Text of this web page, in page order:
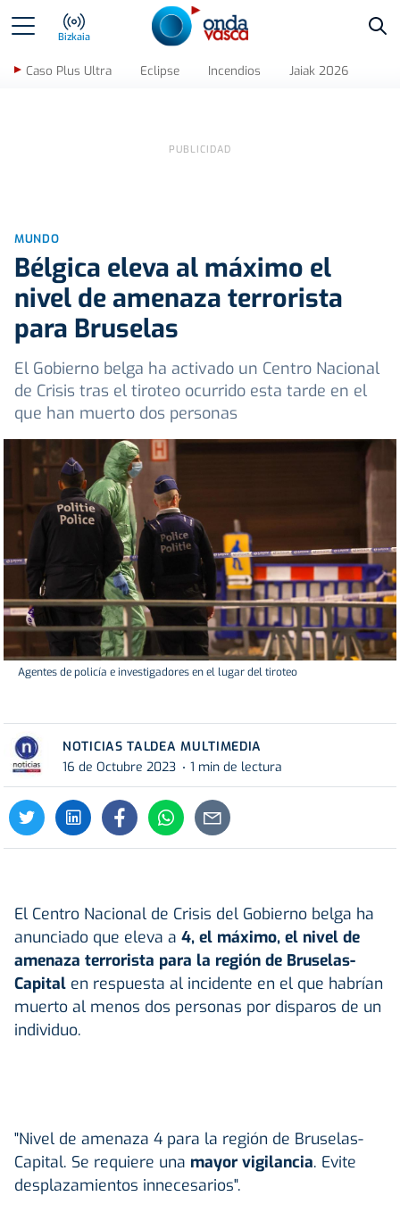
Bizkaia
Caso Plus Ultra Eclipse Incendios Jaiak 2026
MUNDO
Bélgica eleva al máximo el
nivel de amenaza terrorista
para Bruselas
El Gobierno belga ha activado un Centro Nacional
de Crisis tras el tiroteo ocurrido esta tarde en el
que han muerto dos personas
Agentes de policía e investigadores en el lugar del tiroteo
NOTICIAS TALDEA MULTIMEDIA
16 de Octubre 2023
1 min de lectura
El Centro Nacional de Crisis del Gobierno belga ha
anunciado que eleva a 4, el máximo, el nivel de
amenaza terrorista para la región de Bruselas-
Capital en respuesta al incidente en el que habrían
muerto al menos dos personas por disparos de un
individuo.
"Nivel de amenaza 4 para la región de Bruselas-
Capital. Se requiere una mayor vigilancia. Evite
desplazamientos innecesarios".